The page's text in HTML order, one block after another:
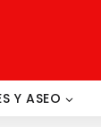
Y ASEO